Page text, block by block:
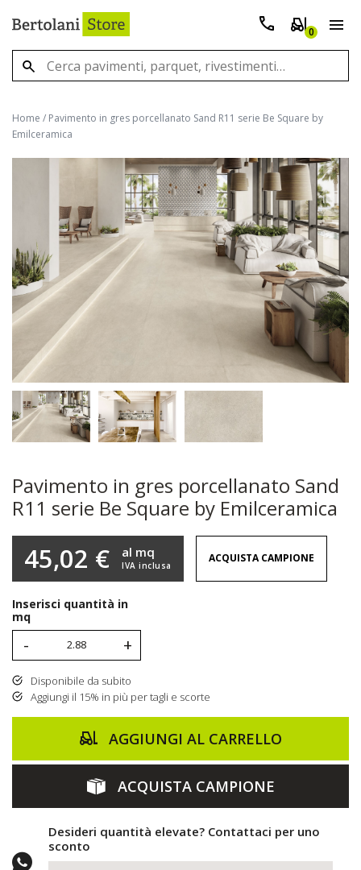
0
Home / Pavimento in gres porcellanato Sand R11 serie Be Square by
Emilceramica
Pavimento in gres porcellanato Sand
R11 serie Be Square by Emilceramica
45,02 € IVA inclusa
al mq ACQUISTA CAMPIONE
Inserisci quantità in
mq
- +
Disponibile da subito
Aggiungi il 15% in più per tagli e scorte
AGGIUNGI AL CARRELLO
ACQUISTA CAMPIONE
Desideri quantità elevate? Contattaci per uno
sconto